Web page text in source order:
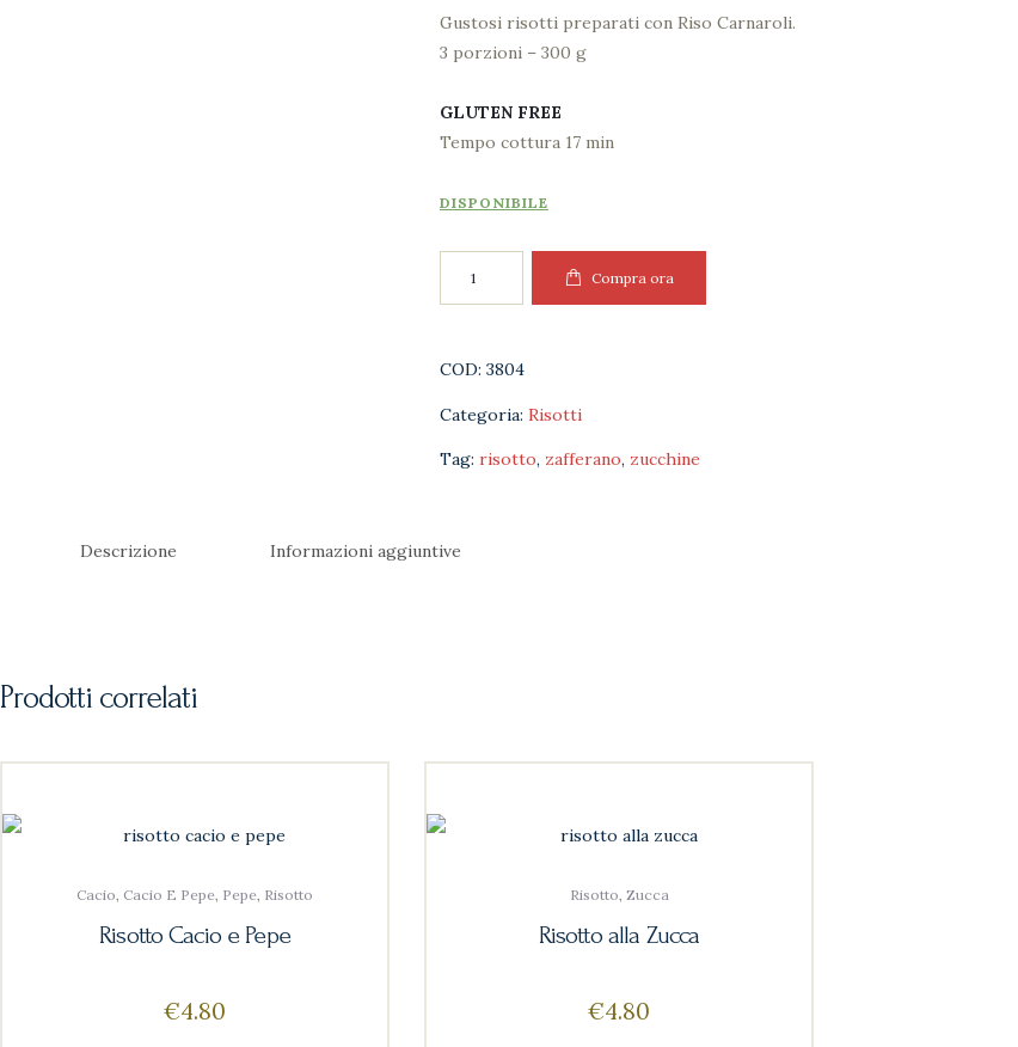
Gustosi risotti preparati con Riso Carnaroli.
3 porzioni – 300 g
GLUTEN FREE
Tempo cottura 17 min
DISPONIBILE
Compra ora
COD: 3804
Categoria: Risotti
Tag: risotto, zafferano, zucchine
Descrizione Informazioni aggiuntive
Prodotti correlati
Cacio, Cacio E Pepe, Pepe, Risotto
Risotto Cacio e Pepe
€4 80
Risotto, Zucca
Risotto alla Zucca
€4 80